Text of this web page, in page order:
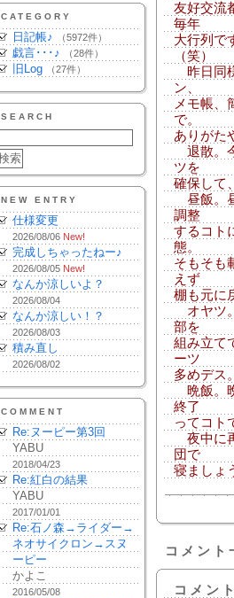
CATEGORY
日記帳♪ （5972件）
戯言･･･♪ （28件）
旧Log （27件）
SEARCH
NEW ENTRY
仕様変更
2026/08/06 New!
完成しちゃったねー♪
2026/08/05 New!
なんか涼しいよ？
2026/08/04
なんか涼しい！？
2026/08/03
積み直し
2026/08/02
COMMENT
Re:ヌーピー第3回
YABU
2018/04/23
Re:紅白の結果
YABU
2017/01/01
Re:石ノ森→ライダー→
ネオサイクロン→スヌ
ーピー
かよこ
2016/05/08
友好交流
毎年
大行列で
（笑）
昨日同
ン、
メモ帳、
で。
ありがた
退散。
ツを
確保して
昼飯。
調整
するコト
態。
そもそも
えず
棚も元に
オヤツ
部を
組み立て
ーツ
多めデス
晩飯。
終了
ってコト
夜中に
団で
寝ましょ
コメント
コメン